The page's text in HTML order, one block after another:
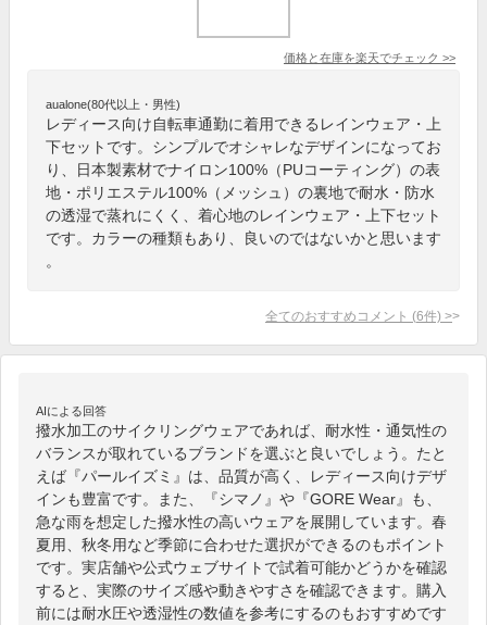
価格と在庫を楽天でチェック >>
aualone(80代以上・男性)
レディース向け自転車通勤に着用できるレインウェア・上
下セットです。シンプルでオシャレなデザインになってお
り、日本製素材でナイロン100%（PUコーティング）の表
地・ポリエステル100%（メッシュ）の裏地で耐水・防水
の透湿で蒸れにくく、着心地のレインウェア・上下セット
です。カラーの種類もあり、良いのではないかと思います
。
全てのおすすめコメント (6件) >
AIによる回答
撥水加工のサイクリングウェアであれば、耐水性・通気性の
バランスが取れているブランドを選ぶと良いでしょう。たと
えば『パールイズミ』は、品質が高く、レディース向けデザ
インも豊富です。また、『シマノ』や『GORE Wear』も、
急な雨を想定した撥水性の高いウェアを展開しています。春
夏用、秋冬用など季節に合わせた選択ができるのもポイント
です。実店舗や公式ウェブサイトで試着可能かどうかを確認
すると、実際のサイズ感や動きやすさを確認できます。購入
前には耐水圧や透湿性の数値を参考にするのもおすすめです